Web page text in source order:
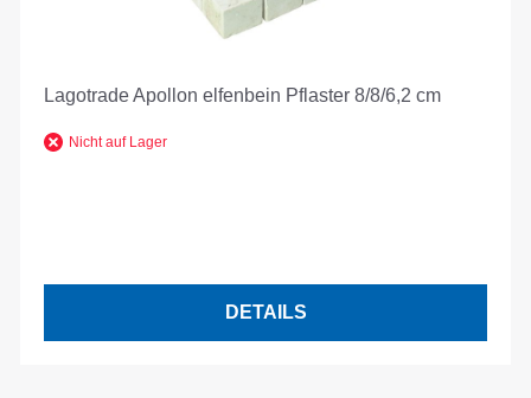
Lagotrade Apollon elfenbein Pflaster 8/8/6,2 cm
Nicht auf Lager
DETAILS